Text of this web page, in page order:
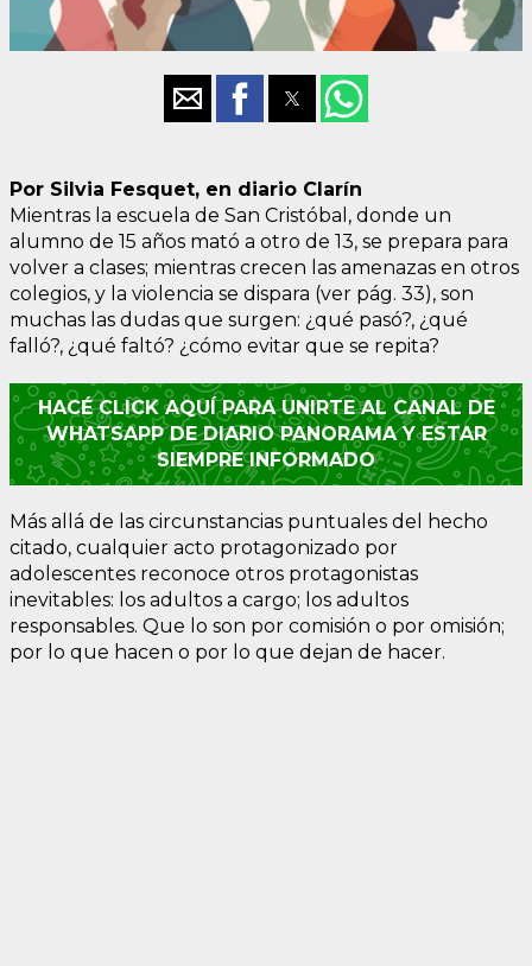
Por Silvia Fesquet, en diario Clarín
Mientras la escuela de San Cristóbal, donde un
alumno de 15 años mató a otro de 13, se prepara para
volver a clases; mientras crecen las amenazas en otros
colegios, y la violencia se dispara (ver pág. 33), son
muchas las dudas que surgen: ¿qué pasó?, ¿qué
falló?, ¿qué faltó? ¿cómo evitar que se repita?
HACÉ CLICK AQUÍ PARA UNIRTE AL CANAL DE
WHATSAPP DE DIARIO PANORAMA Y ESTAR
SIEMPRE INFORMADO
Más allá de las circunstancias puntuales del hecho
citado, cualquier acto protagonizado por
adolescentes reconoce otros protagonistas
inevitables: los adultos a cargo; los adultos
responsables. Que lo son por comisión o por omisión;
por lo que hacen o por lo que dejan de hacer.